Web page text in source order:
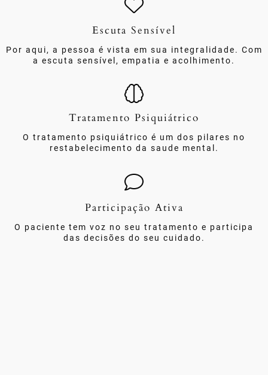
Escuta Sensível
Por aqui, a pessoa é vista em sua integralidade. Com
a escuta sensível, empatia e acolhimento.
Tratamento Psiquiátrico
O tratamento psiquiátrico é um dos pilares no
restabelecimento da saude mental.
Participação Ativa
O paciente tem voz no seu tratamento e participa
das decisões do seu cuidado.